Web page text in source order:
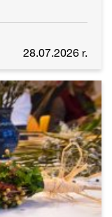
28.07.2026 r.